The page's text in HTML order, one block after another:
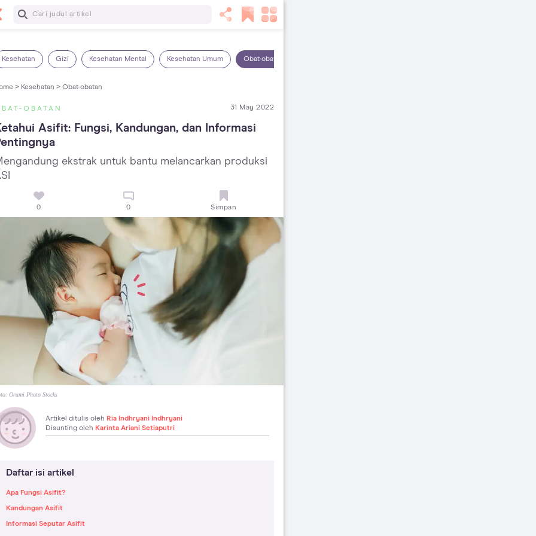
Baca Selanjutnya
Kesehatan Gizi Kesehatan Mental Kesehatan Umum Obat-obatan
> Kesehatan > Obat-obatan
OBATAN 31 May 2022
Asifit: Fungsi, Kandungan, dan Informasi
ekstrak untuk bantu melancarkan produksi
0 0 Simpan
Orami Photo Stocks
Artikel ditulis oleh Ria Indhryani Indhryani
Disunting oleh Karinta Ariani Setiaputri
Daftar isi artikel
Apa Fungsi Asifit?
Kandungan Asifit
Informasi Seputar Asifit